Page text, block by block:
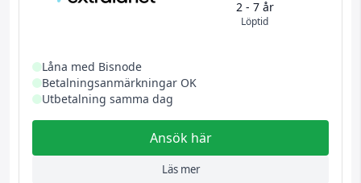
Löptid
2 - 7 år
Låna med Bisnode
Betalningsanmärkningar OK
Utbetalning samma dag
Ansök här
Läs mer